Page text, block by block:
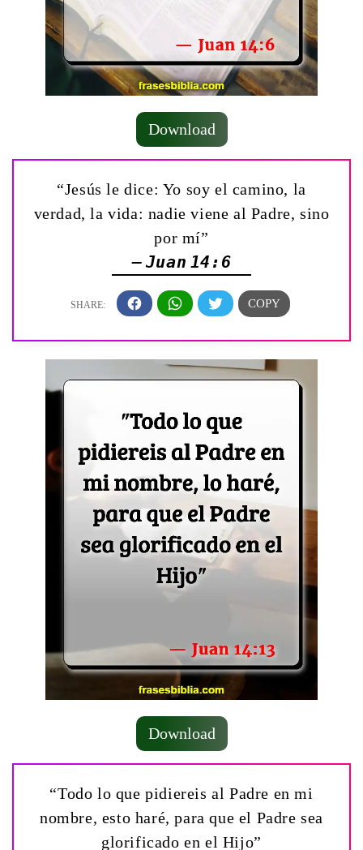
Download
“Jesús le dice: Yo soy el camino, la
verdad, la vida: nadie viene al Padre, sino
por mí”
— Juan 14:6
Download
“Todo lo que pidiereis al Padre en mi
nombre, esto haré, para que el Padre sea
glorificado en el Hijo”